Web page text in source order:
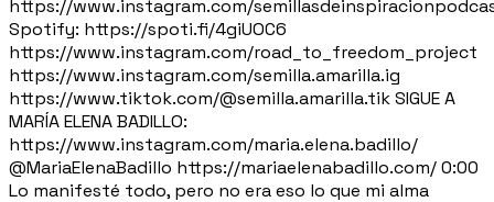
https://www.instagram.com/
Spotify: https://spoti.fi/4giUOC6
https://www.instagram.com/road_to_freedom_project
https://www.instagram.com/semilla.amarilla.ig
https://www.tiktok.com/@semilla.amarilla.tik SIGUE A
MARÍA ELENA BADILLO:
https://www.instagram.com/maria.elena.badillo/
@MariaElenaBadillo https://mariaelenabadillo.com/ 0:00
Lo manifesté todo, pero no era eso lo que mi alma